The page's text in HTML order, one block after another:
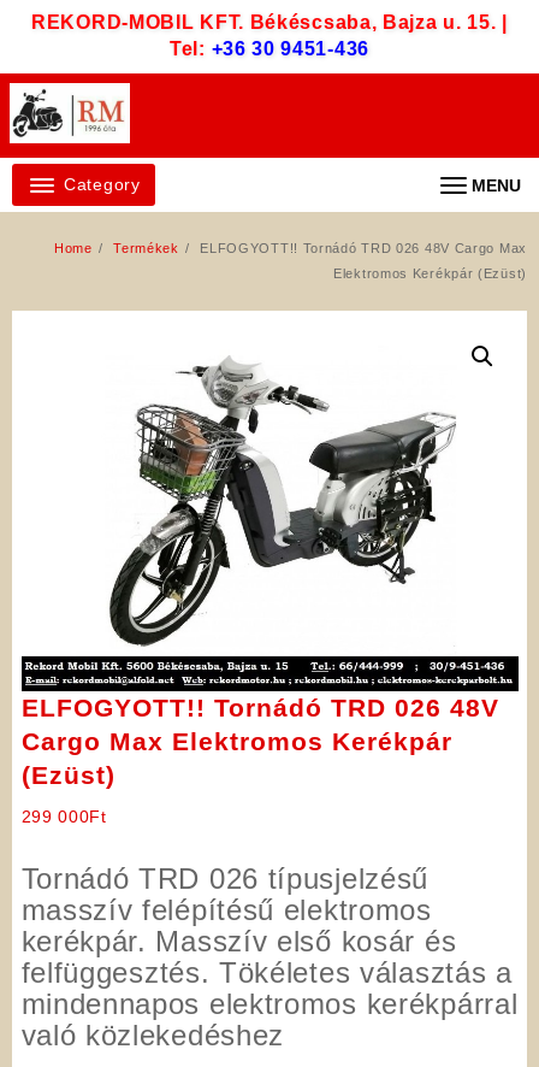
REKORD-MOBIL KFT. Békéscsaba, Bajza u. 15. |
Tel: +36 30 9451-436
Category MENU
Home Termékek
ELFOGYOTT!! Tornádó TRD 026 48V Cargo Max
Elektromos Kerékpár (Ezüst)
ELFOGYOTT!! Tornádó TRD 026 48V
Cargo Max Elektromos Kerékpár
(Ezüst)
299 000Ft
Tornádó TRD 026 típusjelzésű
masszív felépítésű elektromos
kerékpár. Masszív első kosár és
felfüggesztés. Tökéletes választás a
mindennapos elektromos kerékpárral
való közlekedéshez